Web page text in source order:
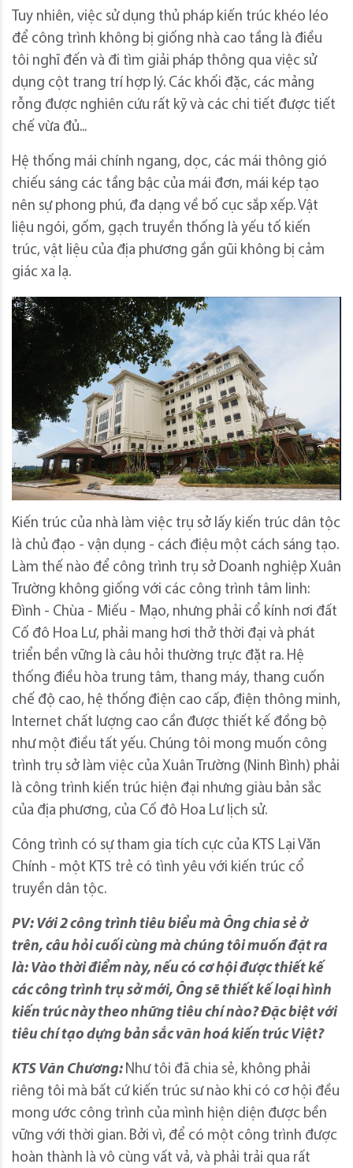
Tuy nhiên, việc sử dụng thủ pháp kiến trúc khéo léo
để công trình không bị giống nhà cao tầng là điều
tôi nghĩ đến và đi tìm giải pháp thông qua việc sử
dụng cột trang trí hợp lý. Các khối đặc, các mảng
rỗng được nghiên cứu rất kỹ và các chi tiết được tiết
chế vừa đủ...
Hệ thống mái chính ngang, dọc, các mái thông gió
chiếu sáng các tầng bậc của mái đơn, mái kép tạo
nên sự phong phú, đa dạng về bố cục sắp xếp. Vật
liệu ngói, gốm, gạch truyền thống là yếu tố kiến
trúc, vật liệu của địa phương gần gũi không bị cảm
giác xa lạ.
Kiến trúc của nhà làm việc trụ sở lấy kiến trúc dân tộc
là chủ đạo - vận dụng - cách điệu một cách sáng tạo.
Làm thế nào để công trình trụ sở Doanh nghiệp Xuân
Trường không giống với các công trình tâm linh:
Đình - Chùa - Miếu - Mạo, nhưng phải cổ kính nơi đất
Cố đô Hoa Lư, phải mang hơi thở thời đại và phát
triển bền vững là câu hỏi thường trực đặt ra. Hệ
thống điều hòa trung tâm, thang máy, thang cuốn
chế độ cao, hệ thống điện cao cấp, điện thông minh,
Internet chất lượng cao cần được thiết kế đồng bộ
như một điều tất yếu. Chúng tôi mong muốn công
trình trụ sở làm việc của Xuân Trường (Ninh Bình) phải
là công trình kiến trúc hiện đại nhưng giàu bản sắc
của địa phương, của Cố đô Hoa Lư lịch sử.
Công trình có sự tham gia tích cực của KTS Lại Văn
Chính - một KTS trẻ có tình yêu với kiến trúc cổ
truyền dân tộc.
PV: Với 2 công trình tiêu biểu mà Ông chia sẻ ở
trên, câu hỏi cuối cùng mà chúng tôi muốn đặt ra
là: Vào thời điểm này, nếu có cơ hội được thiết kế
các công trình trụ sở mới, Ông sẽ thiết kế loại hình
kiến trúc này theo những tiêu chí nào? Đặc biệt với
tiêu chí tạo dựng bản sắc văn hoá kiến trúc Việt?
KTS Văn Chương: Như tôi đã chia sẻ, không phải
riêng tôi mà bất cứ kiến trúc sư nào khi có cơ hội đều
mong ước công trình của mình hiện diện được bền
vững với thời gian. Bởi vì, để có một công trình được
hoàn thành là vô cùng vất vả, và phải trải qua rất